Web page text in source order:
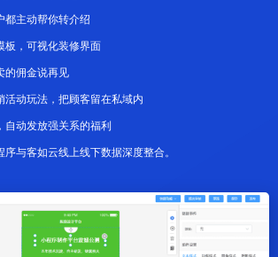
都主动帮你转介绍
板，可视化装修界面
的佣金说再见
活动玩法，把顾客留在私域内
自动发放强关系的福利
与客如云线上线下数据深度整合。